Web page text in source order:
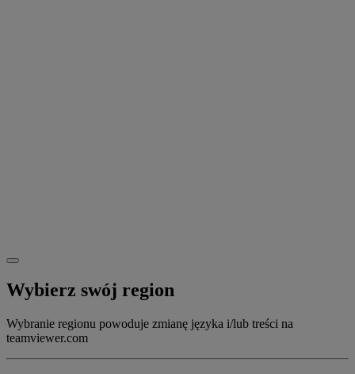
Wybierz swój region
Wybranie regionu powoduje zmianę języka i/lub treści na
teamviewer.com